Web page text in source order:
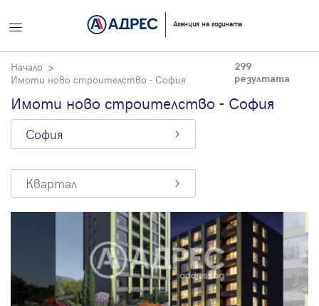
Агенция на годината
Начало
Имоти ново строителство - София
299
резултата
Имоти ново строителство - София
София
Квартал
Вход
Влезте с профила си, за да разгледате повече снимки и да
получите по-подробна информация.
Продължи с Facebook
или влезте с имейл